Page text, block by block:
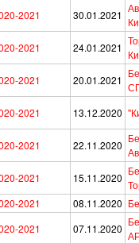
2021
30.01.2021
2021
24.01.2021
2021
20.01.2021
2021
13.12.2020
2021 22.11.2020
2021
15.11.2020
2021
08.11.2020
2021
07.11.2020